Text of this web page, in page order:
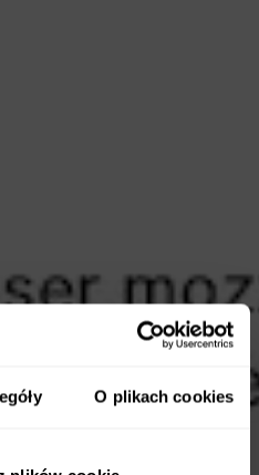
O plikach cookies